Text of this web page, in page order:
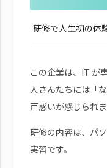
研修で人生初の体
この企業は、IT が
人さんたちには「
戸惑いが感じられま
研修の内容は、パ
実習です。